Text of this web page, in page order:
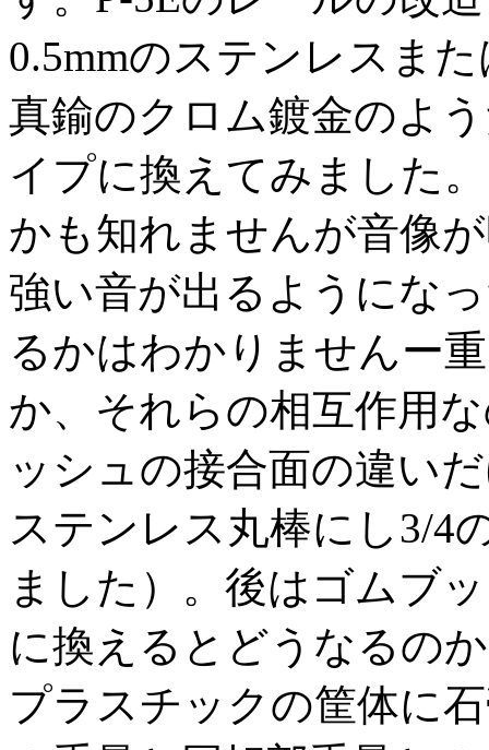
0.5mmのステンレスま
真鍮のクロム鍍金のよ
イプに換えてみました
かも知れませんが音像
強い音が出るようにな
るかはわかりませんー
か、それらの相互作用
ッシュの接合面の違い
ステンレス丸棒にし3/4
ました）。後はゴムブ
に換えるとどうなるの
プラスチックの筐体に